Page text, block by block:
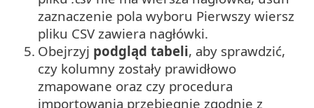
zaznaczenie pola wyboru Pierwszy wiersz
pliku CSV zawiera nagłówki.
5. Obejrzyj podgląd tabeli, aby sprawdzić,
czy kolumny zostały prawidłowo
zmapowane oraz czy procedura
importowania przebiegnie zgodnie z